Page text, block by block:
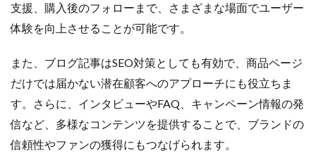
支援、購入後のフォローまで、さまざまな場面でユーザー
体験を向上させることが可能です。
また、ブログ記事はSEO対策としても有効で、商品ページ
だけでは届かない潜在顧客へのアプローチにも役立ちま
す。さらに、インタビューやFAQ、キャンペーン情報の発
信など、多様なコンテンツを提供することで、ブランドの
信頼性やファンの獲得にもつなげられます。